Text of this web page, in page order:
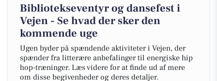
Bibliotekseventyr og dansefest i
Vejen - Se hvad der sker den
kommende uge
Ugen byder på spændende aktiviteter i Vejen, der
spænder fra litterære anbefalinger til energiske hip
hop-træninger. Læs videre for at finde ud af mere
om disse begivenheder og deres detaljer.